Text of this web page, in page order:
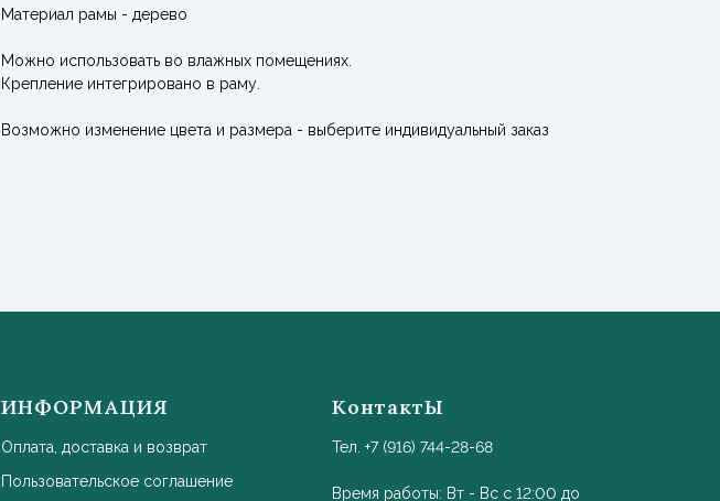
Материал рамы - дерево
Можно использовать во влажных помещениях.
Крепление интегрировано в раму.
Возможно изменение цвета и размера - выберите индивидуальный заказ
ИНФОРМАЦИЯ
Оплата, доставка и возврат
Пользовательское соглашение
КонтактЫ
Тел. +7 (916) 744-28-68
Время работы: Вт - Вс с 12:00 до